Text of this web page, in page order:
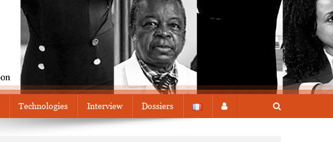
Technologies Interview Dossiers